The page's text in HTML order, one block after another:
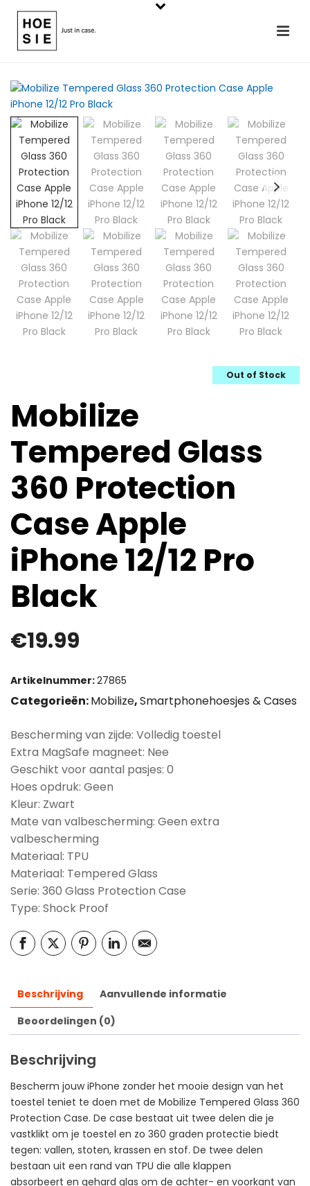
Out of Stock
Mobilize
Tempered Glass
360 Protection
Case Apple
iPhone 12/12 Pro
Black
€19.99
Artikelnummer:27865
Categorieën:Mobilize,Smartphonehoesjes & Cases
Bescherming van zijde: Volledig toestel
Extra MagSafe magneet: Nee
Geschikt voor aantal pasjes: 0
Hoes opdruk: Geen
Kleur: Zwart
Mate van valbescherming: Geen extra
valbescherming
Materiaal: TPU
Materiaal: Tempered Glass
Serie: 360 Glass Protection Case
Type: Shock Proof
Beschrijving
Aanvullende informatie
Beoordelingen (0)
Beschrijving
Bescherm jouw iPhone zonder het mooie design van het
toestel teniet te doen met de Mobilize Tempered Glass 360
Protection Case. De case bestaat uit twee delen die je
vastklikt om je toestel en zo 360 graden protectie biedt
tegen: vallen, stoten, krassen en stof. De twee delen
bestaan uit een rand van TPU die alle klappen
absorbeert en gehard glas om de achter- en voorkant van